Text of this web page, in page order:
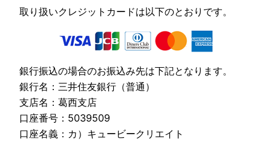
取り扱いクレジットカードは以下のとおりです。
銀行振込の場合のお振込み先は下記となります。
銀行名：三井住友銀行（普通）
支店名：葛西支店
口座番号：5039509
口座名義：カ）キュービークリエイト